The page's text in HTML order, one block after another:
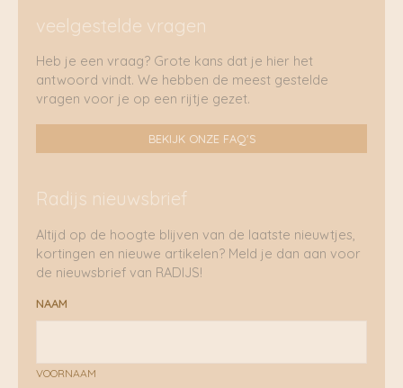
veelgestelde vragen
Heb je een vraag? Grote kans dat je hier het
antwoord vindt. We hebben de meest gestelde
vragen voor je op een rijtje gezet.
BEKIJK ONZE FAQ'S
Radijs nieuwsbrief
Altijd op de hoogte blijven van de laatste nieuwtjes,
kortingen en nieuwe artikelen? Meld je dan aan voor
de nieuwsbrief van RADIJS!
NAAM
VOORNAAM